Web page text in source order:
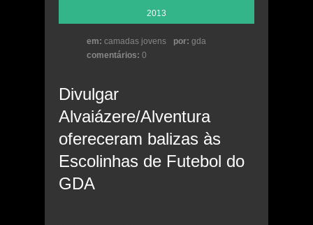
2013
em: camadas jovens por: gda
comentários: 0
Divulgar
Alvaiázere/Alventura
ofereceram balizas às
Escolinhas de Futebol do
GDA